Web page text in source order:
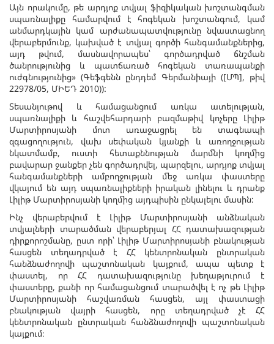
Այն որակումը, թե արդյոք տվյալ ֆիզիկական խոշտանգման
սպառնալիքը համարվում է հոգեկան խոշտանգում, կամ
անմարդկային կամ արժանապատվությունը նվաստացնող
վերաբերմունք, կախված է տվյալ գործի հանգամանքներից,
այդ թվում, մասնավորապես՝ գործադրված ճնշման
ծանրությունից և պատճառած հոգեկան տառապանքի
ուժգնությունից» (Գեֆգենն ընդդեմ Գերմանիայի ([ՄՊ], թիվ
22978/05, ՄԻԵԴ 2010)):
Տեսանյութով և համացանցում առկա ատելության,
սպառնալիքի և հաշվեհարդարի բազմաթիվ կոչերը Լիլիթ
Մարտիրոսյանի մոտ առաջացրել են տագնապի
զգացողություն, վախ սեփական կյանքի և առողջության
նկատմամբ, ուստի հետաքննության մարմնի կողմից
բավարար ջանքեր չեն գործադրվել, պարզելու, արդյոք տվյալ
հանգամանքների ամբողջության մեջ առկա փաստերը
վկայում են այդ սպառնալիքների իրական լինելու և դրանք
Լիլիթ Մարտիրոսյանի կողմից այդպիսին ընկալելու մասին:
Ինչ վերաբերվում է Լիլիթ Մարտիրոսյանի անձնական
տվյալների տարածման վերաբերյալ ՀՀ դատախազության
դիրքորոշմանը, ըստ որի՝ Լիլիթ Մարտիրոսյանի բնակության
հասցեն տեղադրված է ՀՀ կենտրոնական ընտրական
հանձնաժողովի պաշտոնական կայքում, ապա պետք է
փաստել, որ ՀՀ դատախազությունը խեղաթյուրում է
փաստերը, քանի որ համացանցում տարածվել է ոչ թե Լիլիթ
Մարտիրոսյանի հաշվառման հասցեն, այլ փաստացի
բնակության վայրի հասցեն, որը տեղադրված չէ ՀՀ
կենտրոնական ընտրական հանձնաժողովի պաշտոնական
կայքում։